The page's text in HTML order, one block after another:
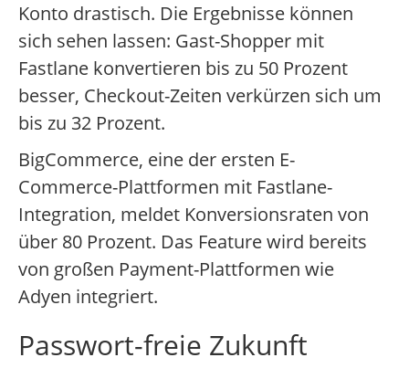
Konto drastisch. Die Ergebnisse können
sich sehen lassen: Gast-Shopper mit
Fastlane konvertieren bis zu 50 Prozent
besser, Checkout-Zeiten verkürzen sich um
bis zu 32 Prozent.
BigCommerce, eine der ersten E-
Commerce-Plattformen mit Fastlane-
Integration, meldet Konversionsraten von
über 80 Prozent. Das Feature wird bereits
von großen Payment-Plattformen wie
Adyen integriert.
Passwort-freie Zukunft